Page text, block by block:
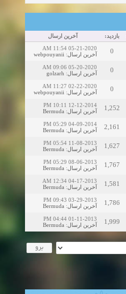
بازدید: آخرین ارسال
0
05-21-2020 11:54 AM
آخرین ارسال:
webpouyanii
0
05-20-2020 09:06 AM
آخرین ارسال:
golzarh
0
02-22-2020 11:27 AM
آخرین ارسال:
webpouyanii
1,252
12-12-2014 10:11 PM
آخرین ارسال:
Bermuda
2,161
04-09-2014 05:29 PM
آخرین ارسال:
Bermuda
1,627
11-08-2013 05:54 PM
آخرین ارسال:
Bermuda
1,767
08-06-2013 05:29 PM
آخرین ارسال:
Bermuda
1,581
04-17-2013 12:34 AM
آخرین ارسال:
Bermuda
1,786
03-29-2013 09:43 PM
آخرین ارسال:
Bermuda
1,999
01-11-2013 04:44 PM
آخرین ارسال:
Bermuda